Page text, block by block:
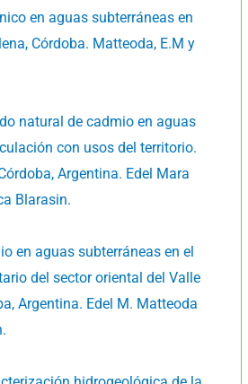
en aguas subterráneas en
Córdoba. Matteoda, E.M y
natural de cadmio en aguas
con usos del territorio.
Argentina. Edel Mara
Blarasin.
en aguas subterráneas en el
del sector oriental del Valle
Argentina. Edel M. Matteoda